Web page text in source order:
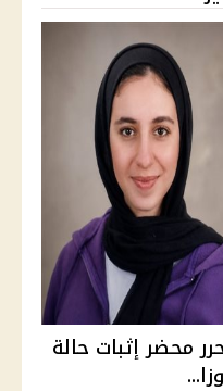
تحرر محضر إثبات حالة